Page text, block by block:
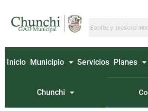
contenido
Inicio Municipio Servicios Planes
Chunchi